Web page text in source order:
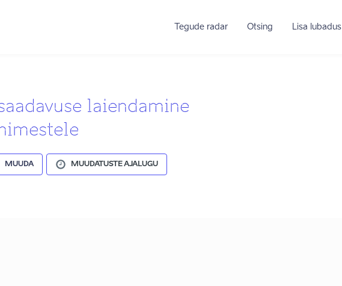
Tegude radar Otsing Lisa lubadus
laiendamine
MUUDA MUUDATUSTE AJALUGU